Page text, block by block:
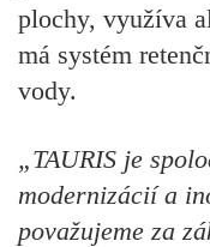
plochy, využíva
má systém
vody.
„TAURIS je
modernizácií a
považujeme za